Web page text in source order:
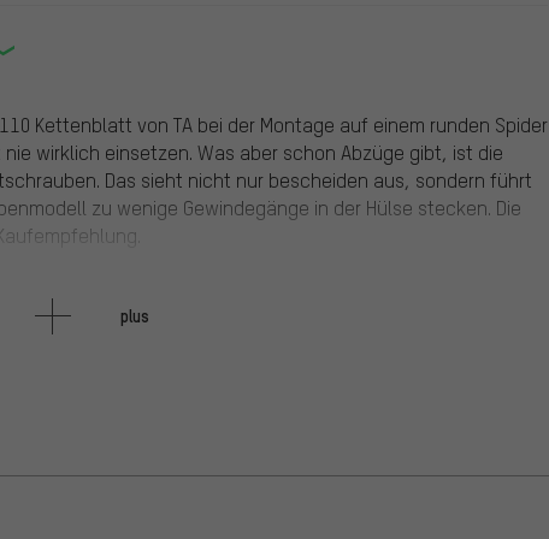
Kettenblatt von TA bei der Montage auf einem runden Spider
wirklich einsetzen. Was aber schon Abzüge gibt, ist die
Das sieht nicht nur bescheiden aus, sondern führt
zu wenige Gewindegänge in der Hülse stecken. Die
plus